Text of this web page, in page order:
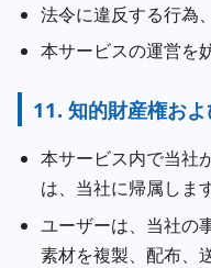
法令に違反する行為
本サービスの運営を
11. 知的財産権お
本サービス内で当社
は、当社に帰属します
ユーザーは、当社の
素材を複製、配布、